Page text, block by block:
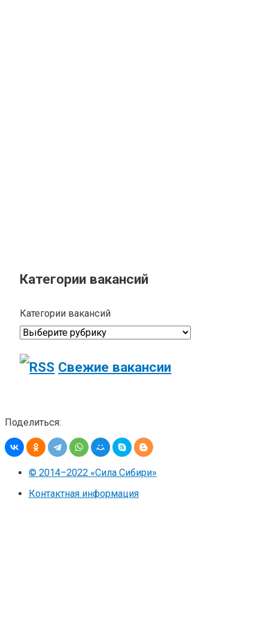
Категории вакансий
Категории вакансий
Свежие вакансии
Поделиться:
© 2014–2022 «Сила Сибири»
Контактная информация